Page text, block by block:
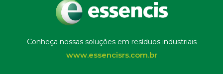
Conheça nossas soluções em resíduos industriais
www.essencisrs.com.br